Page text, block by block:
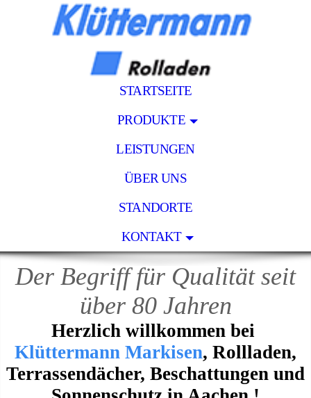
STARTSEITE
PRODUKTE
LEISTUNGEN
ÜBER UNS
STANDORTE
KONTAKT
Der Begriff für Qualität seit
über 80 Jahren
Herzlich willkommen bei
Klüttermann Markisen, Rollladen,
Terrassendächer, Beschattungen und